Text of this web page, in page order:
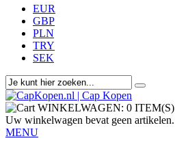
EUR
GBP
PLN
TRY
SEK
WINKELWAGEN: 0 ITEM(S)
Uw winkelwagen bevat geen artikelen.
MENU